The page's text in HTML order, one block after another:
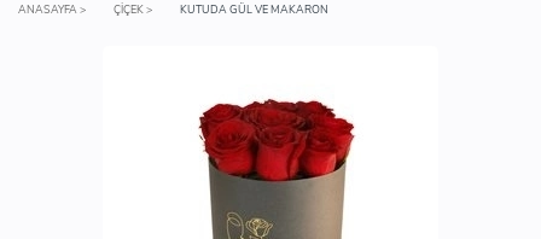
ANASAYFA > ÇIÇEK > KUTUDA GÜL VE MAKARON